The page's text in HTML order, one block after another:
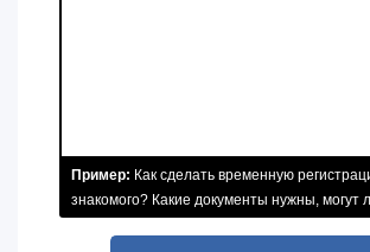
Пример: Как сделать временную
знакомого? Какие документы нужны, могут